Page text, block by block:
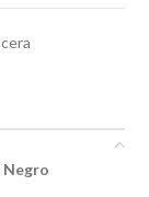
Negro